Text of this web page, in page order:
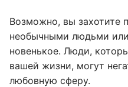
Возможно, вы захотите
необычными людьми
новенькое. Люди,
вашей жизни, могут
любовную сферу.